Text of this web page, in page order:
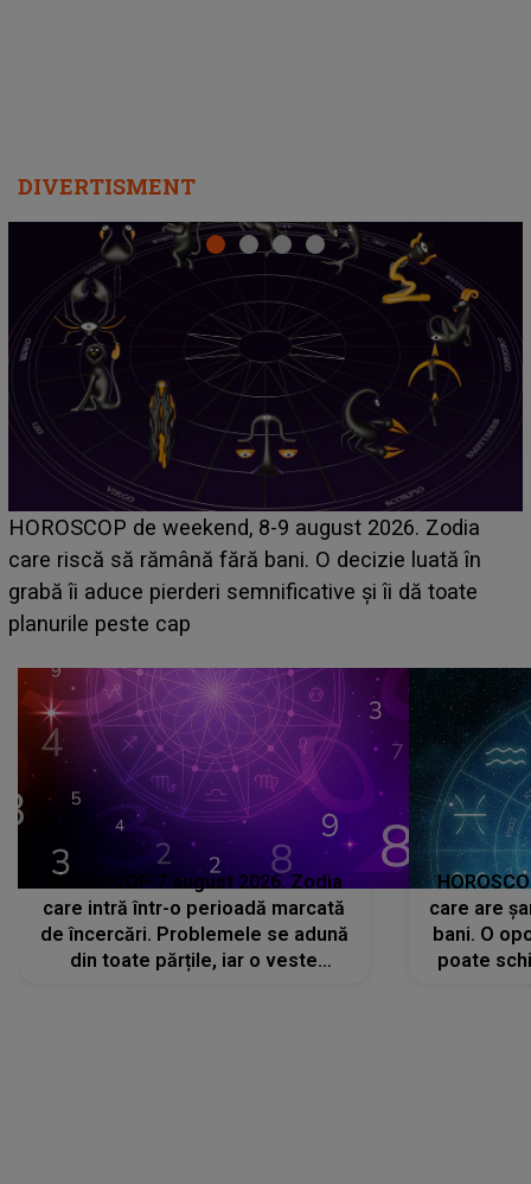
DIVERTISMENT
Emanuel a ținut ACEST DETALIU ASCUNS până
acum! În fața Alexandrei, concurentul din Casa Iubirii
face o MĂRTURISIRE NEAȘTEPTATĂ despre mama
sa: "I-am spus și ei în față, eu nu te iubesc pentru
HOROSCOP 7 august 2026. Zodia
care intră într-o perioadă marcată
de încercări. Problemele se adună
din toate părțile, iar o veste
care are
bani. O
poate